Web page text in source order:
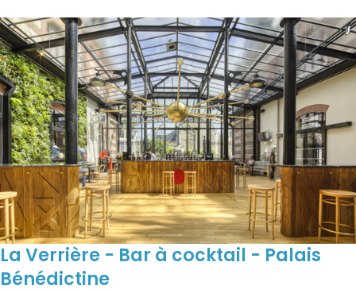
La Verrière - Bar à cocktail - Palais
Bénédictine